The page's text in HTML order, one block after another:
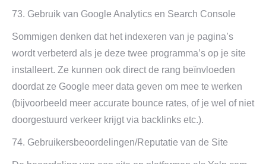
73. Gebruik van Google Analytics en Search Console
Sommigen denken dat het indexeren van je pagina’s
wordt verbeterd als je deze twee programma’s op je site
installeert. Ze kunnen ook direct de rang beïnvloeden
doordat ze Google meer data geven om mee te werken
(bijvoorbeeld meer accurate bounce rates, of je wel of niet
doorgestuurd verkeer krijgt via backlinks etc.).
74. Gebruikersbeoordelingen/Reputatie van de Site